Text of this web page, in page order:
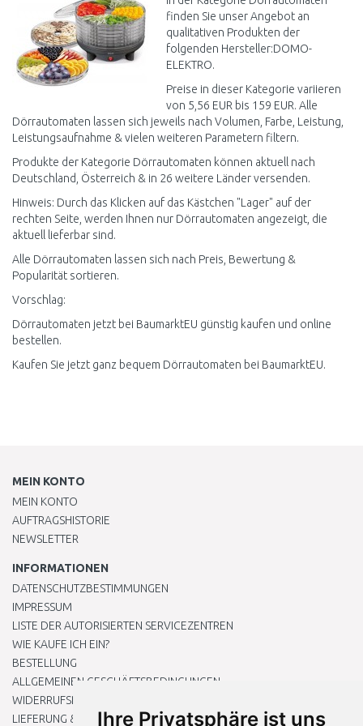
Ihre Privatsphäre ist uns
finden Sie unser Angebot an
qualitativen Produkten der
folgenden Hersteller:DOMO-
ELEKTRO.
Preise in dieser Kategorie variieren
von 5,56 EUR bis 159 EUR. Alle
Dörrautomaten lassen sich jeweils nach Volumen, Farbe, Leistung,
Leistungsaufnahme & vielen weiteren Parametern filtern.
Produkte der Kategorie Dörrautomaten können aktuell nach
Deutschland, Österreich & in 26 weitere Länder versenden.
Hinweis: Durch das Klicken auf das Kästchen "Lager" auf der
rechten Seite, werden Ihnen nur Dörrautomaten angezeigt, die
aktuell lieferbar sind.
Alle Dörrautomaten lassen sich nach Preis, Bewertung &
Popularität sortieren.
Vorschlag:
Dörrautomaten jetzt bei BaumarktEU günstig kaufen und online
bestellen.
Kaufen Sie jetzt ganz bequem Dörrautomaten bei BaumarktEU.
MEIN KONTO
MEIN KONTO
AUFTRAGSHISTORIE
NEWSLETTER
INFORMATIONEN
DATENSCHUTZBESTIMMUNGEN
IMPRESSUM
LISTE DER AUTORISIERTEN SERVICEZENTREN
WIE KAUFE ICH EIN?
BESTELLUNG
ALLGEMEINEN GESCHÄFTSBEDINGUNGEN
WIDERRUFSRECHT
LIEFERUNG & ZAHLUNG